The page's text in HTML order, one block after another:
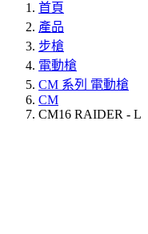
首頁
產品
步槍
電動槍
CM 系列 電動槍
CM
CM16 RAIDER - L